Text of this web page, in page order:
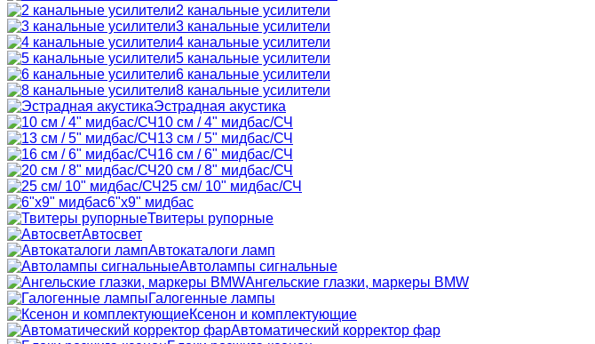
2 канальные усилители
3 канальные усилители
4 канальные усилители
5 канальные усилители
6 канальные усилители
8 канальные усилители
Эстрадная акустика
10 см / 4" мидбас/СЧ
13 см / 5" мидбас/СЧ
16 см / 6" мидбас/СЧ
20 см / 8" мидбас/СЧ
25 см/ 10" мидбас/СЧ
6"x9" мидбас
Твитеры рупорные
Автосвет
Автокаталоги ламп
Автолампы сигнальные
Ангельские глазки, маркеры BMW
Галогенные лампы
Ксенон и комплектующие
Автоматический корректор фар